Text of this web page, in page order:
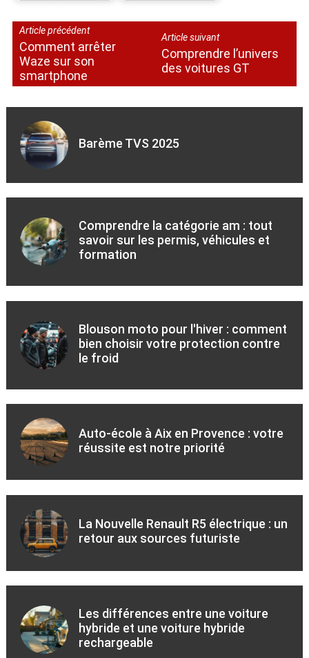
Article précédent
Comment arrêter
Waze sur son
smartphone
Article suivant
Comprendre l’univers
des voitures GT
Barème TVS 2025
Comprendre la catégorie am : tout
savoir sur les permis, véhicules et
formation
Blouson moto pour l'hiver : comment
bien choisir votre protection contre
le froid
Auto-école à Aix en Provence : votre
réussite est notre priorité
La Nouvelle Renault R5 électrique : un
retour aux sources futuriste
Les différences entre une voiture
hybride et une voiture hybride
rechargeable